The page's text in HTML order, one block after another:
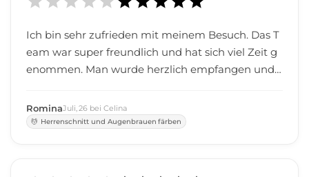
Ich bin sehr zufrieden mit meinem Besuch. Das T
eam war super freundlich und hat sich viel Zeit g
enommen. Man wurde herzlich empfangen und
ich sehr glücklich es wurde genau so, wie ich es m
ir vorgestellt habe. Ich kann den Friseursalon auf j
RominaJuli ,26 beiCelina
Herrenschnitt und Augenbrauen färben